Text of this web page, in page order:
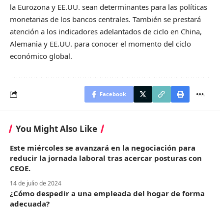
la Eurozona y EE.UU. sean determinantes para las políticas
monetarias de los bancos centrales. También se prestará
atención a los indicadores adelantados de ciclo en China,
Alemania y EE.UU. para conocer el momento del ciclo
económico global.
Facebook
You Might Also Like
Este miércoles se avanzará en la negociación para
reducir la jornada laboral tras acercar posturas con
CEOE.
14 de julio de 2024
¿Cómo despedir a una empleada del hogar de forma
adecuada?